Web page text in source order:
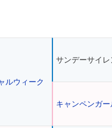
ルウィーク
サンデーサイレ
キャンペンガー